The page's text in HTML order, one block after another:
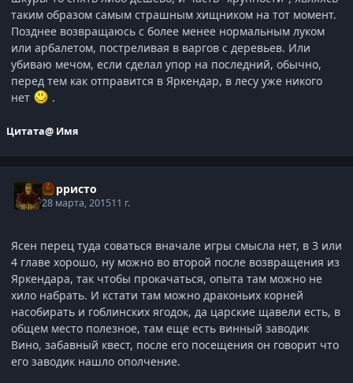
таким образом самым страшным хищником на тот момент.
Позднее возвращаюсь с более менее нормальным луком
или арбалетом, постреливая в варгов с деревьев. Или
убиваю мечом, если сделал упор на последний, обычно,
перед тем как отправится в Яркендар, в лесу уже никого
нет
.
Цитата@ Имя
Корристо
28 марта, 201511 г.
Ясен перец туда соваться вначале игры смысла нет, в 3 или
4 главе хорошо, ну можно во второй после возвращения из
Яркендара, так чтобы прокачаться, опыта там можно не
хило набрать. И кстати там можно драконьих корней
насобирать и гоблинских ягодок, да царские щавели есть, в
общем место полезное, там еще есть винный заводик
Вино, забавный квест, после его посещения он говорит что
его заводик нашло ополчение.